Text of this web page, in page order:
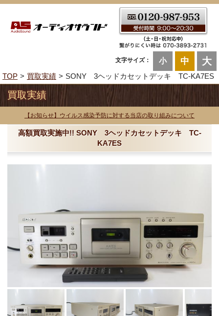
文字サイズ： 小 中 大
TOP 買取実績 SONY 3ヘッドカセットデッキ TC-KA7ES
買取実績
【お知らせ】ウイルス感染予防に対する当店の取り組みについて
高額買取実施中!! SONY 3ヘッドカセットデッキ TC-
KA7ES